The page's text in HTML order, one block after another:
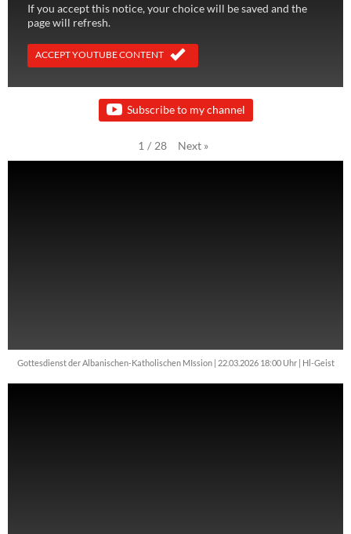
If you accept this notice, your choice will be saved and the
page will refresh.
ACCEPT YOUTUBE CONTENT
Subscribe to my channel
1 / 28 Next »
Gottesdienst der Albanischen-Katholischen MIssion | 22.03.2026 18:00 Uhr | Hl-Geist